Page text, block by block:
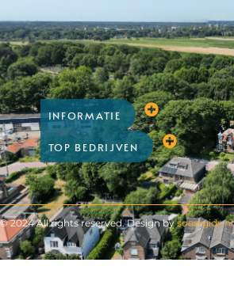
INFORMATIE
TOP BEDRIJVEN
© 2024 All rights reserved. Design bysoestgids.nl